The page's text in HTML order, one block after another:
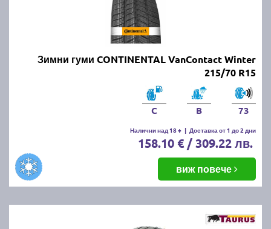
Зимни гуми CONTINENTAL VanContact Winter
215/70 R15
C B 73
Налични над 18 + | Доставка от 1 до 2 дни
158.10 € / 309.22 лв.
виж повече